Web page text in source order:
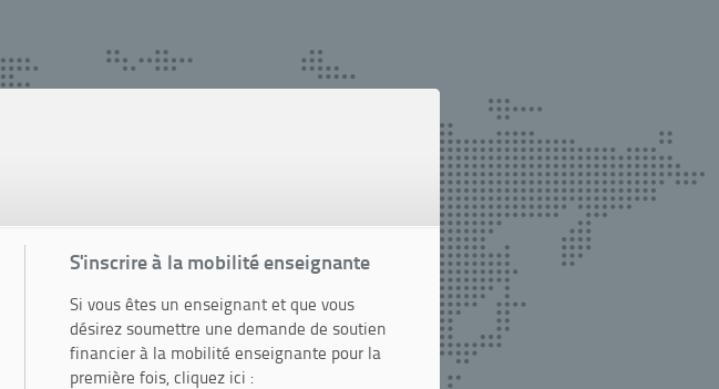
S'inscrire à la mobilité enseignante
Si vous êtes un enseignant et que vous
désirez soumettre une demande de soutien
financier à la mobilité enseignante pour la
première fois, cliquez ici :